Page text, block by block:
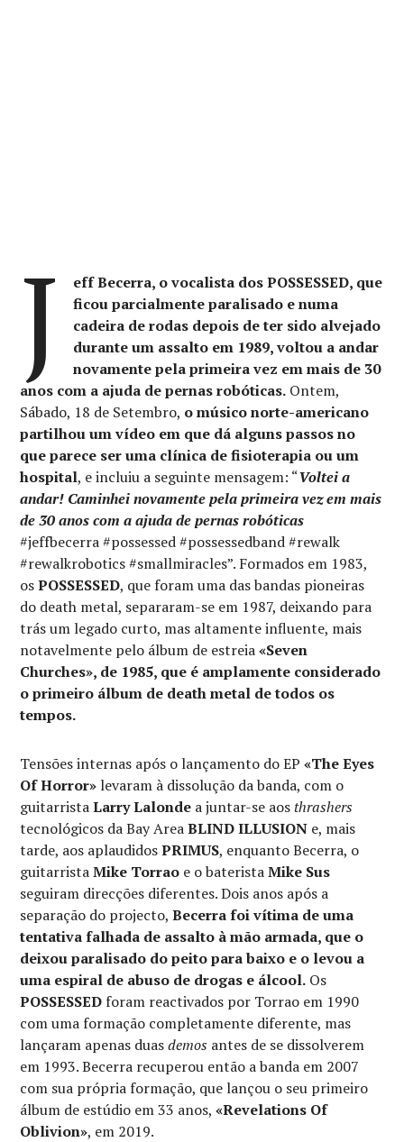
J
eff Becerra, o vocalista dos POSSESSED, que
ficou parcialmente paralisado e numa
cadeira de rodas depois de ter sido alvejado
durante um assalto em 1989, voltou a andar
novamente pela primeira vez em mais de 30
anos com a ajuda de pernas robóticas. Ontem,
Sábado, 18 de Setembro, o músico norte-americano
partilhou um vídeo em que dá alguns passos no
que parece ser uma clínica de fisioterapia ou um
hospital, e incluiu a seguinte mensagem: “Voltei a
andar! Caminhei novamente pela primeira vez em mais
de 30 anos com a ajuda de pernas robóticas
#jeffbecerra #possessed #possessedband #rewalk
#rewalkrobotics #smallmiracles”. Formados em 1983,
osPOSSESSED, que foram uma das bandas pioneiras
do death metal, separaram-se em 1987, deixando para
trás um legado curto, mas altamente influente, mais
notavelmente pelo álbum de estreia«Seven
Churches», de 1985, que é amplamente considerado
o primeiro álbum de death metal de todos os
tempos.
Tensões internas após o lançamento do EP«The Eyes
Of Horror» levaram à dissolução da banda, com o
guitarristaLarry Lalonde a juntar-se aosthrashers
tecnológicos da Bay AreaBLIND ILLUSION e, mais
tarde, aos aplaudidosPRIMUS, enquanto Becerra, o
guitarristaMike Torrao e o bateristaMike Sus
seguiram direcções diferentes. Dois anos após a
separação do projecto,Becerra foi vítima de uma
tentativa falhada de assalto à mão armada, que o
deixou paralisado do peito para baixo e o levou a
uma espiral de abuso de drogas e álcool. Os
POSSESSED foram reactivados por Torrao em 1990
com uma formação completamente diferente, mas
lançaram apenas duasdemos antes de se dissolverem
em 1993. Becerra recuperou então a banda em 2007
com sua própria formação, que lançou o seu primeiro
álbum de estúdio em 33 anos,«Revelations Of
Oblivion», em 2019.